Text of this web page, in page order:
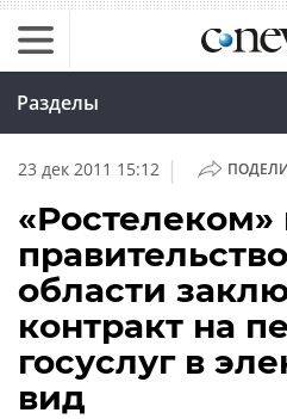
Разделы
23 дек 2011 15:12 |
«Ростелеком»
области
контракт на
госуслуг в
вид